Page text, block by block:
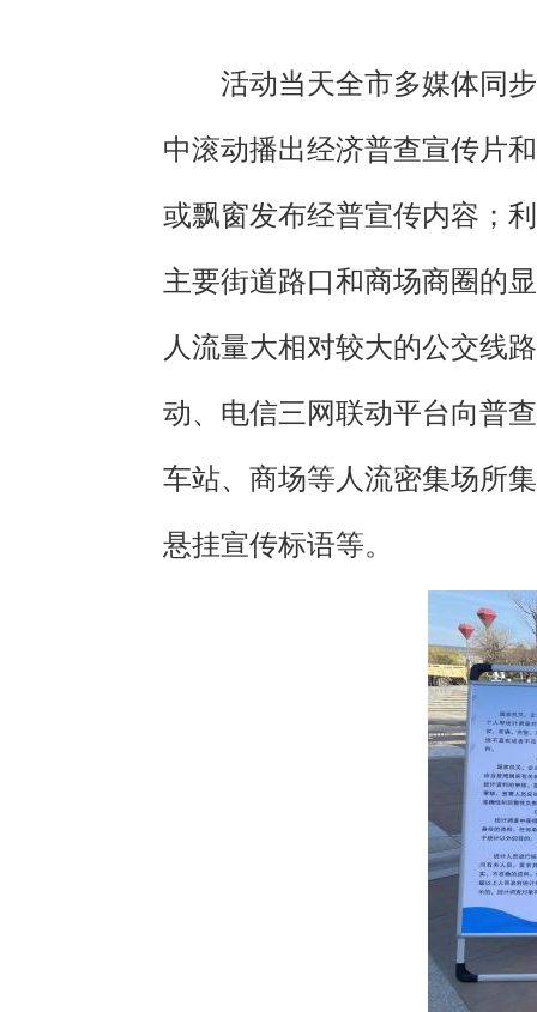
活动当天全市多媒体同
中滚动播出经济普查宣传片
或飘窗发布经普宣传内容；
主要街道路口和商场商圈的
人流量大相对较大的公交线
动、电信三网联动平台向普
车站、商场等人流密集场所
悬挂宣传标语等。